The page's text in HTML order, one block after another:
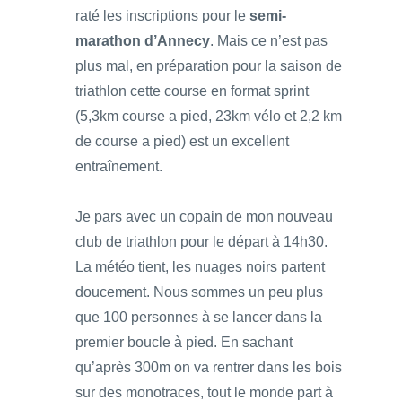
raté les inscriptions pour le semi-
marathon d’Annecy. Mais ce n’est pas
plus mal, en préparation pour la saison de
triathlon cette course en format sprint
(5,3km course a pied, 23km vélo et 2,2 km
de course a pied) est un excellent
entraînement.
Je pars avec un copain de mon nouveau
club de triathlon pour le départ à 14h30.
La météo tient, les nuages noirs partent
doucement. Nous sommes un peu plus
que 100 personnes à se lancer dans la
premier boucle à pied. En sachant
qu’après 300m on va rentrer dans les bois
sur des monotraces, tout le monde part à